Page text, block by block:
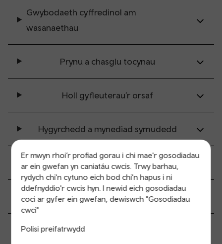
Er mwyn rhoi’r profiad gorau i chi mae'r gosodiadau
ar ein gwefan yn caniatáu cwcis. Trwy barhau,
rydych chi'n cytuno eich bod chi'n hapus i ni
ddefnyddio'r cwcis hyn. I newid eich gosodiadau
coci ar gyfer ein gwefan, dewiswch "Gosodiadau
cwci"
Polisi preifatrwydd
Gwybodaeth cyffredinol am
wasanaethau
Prynu a chasglu tocynau
Holl gyfleuterau’r orsaf
Hygyrchedd a mynediad symudedd
Dolenni trafnidiaeth
Gwybodaeth parcio
Gwybodaeth i gwsmeriad